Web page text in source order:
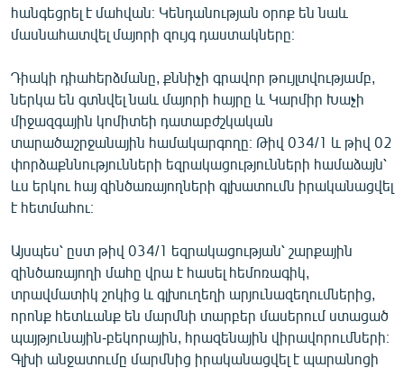
հանգեցրել է մահվան։ Կենդանության օրոք են նաև
մասնահատվել մայորի զույգ դաստակները։
Դիակի դիահերձմանը, քննիչի գրավոր թույլտվությամբ,
ներկա են գտնվել նաև մայորի հայրը և Կարմիր Խաչի
միջազգային կոմիտեի դատաբժշկական
տարածաշրջանային համակարգողը։ Թիվ 034/1 և թիվ 02
փորձաքննությունների եզրակացությունների համաձայն՝
ևս երկու հայ զինծառայողների գլխատումն իրականացվել
է հետմահու։
Այսպես՝ ըստ թիվ 034/1 եզրակացության՝ շարքային
զինծառայողի մահը վրա է հասել հեմոռագիկ,
տրավմատիկ շոկից և գլխուղեղի արյունազեղումներից,
որոնք հետևանք են մարմնի տարբեր մասերում ստացած
պայթյունային-բեկորային, հրազենային վիրավորումների։
Գլխի անջատումը մարմնից իրականացվել է պարանոցի